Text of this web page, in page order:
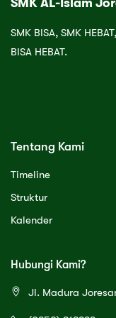
SMK BISA, SMK
BISA HEBAT.
Tentang Kami
Timeline
Struktur
Kalender
Hubungi Kami?
Jl. Madura